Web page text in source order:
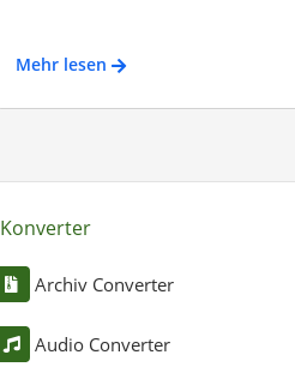
Mehr lesen
Konverter
Archiv Converter
Audio Converter